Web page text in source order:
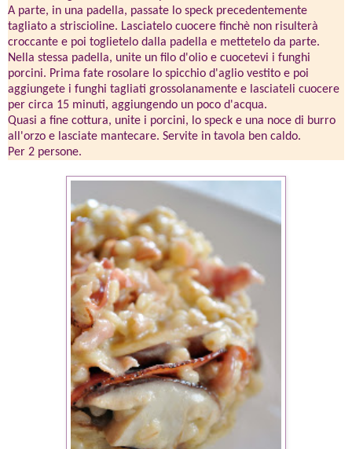
A parte, in una padella, passate lo speck precedentemente
tagliato a striscioline. Lasciatelo cuocere finchè non risulterà
croccante e poi toglietelo dalla padella e mettetelo da parte.
Nella stessa padella, unite un filo d'olio e cuocetevi i funghi
porcini. Prima fate rosolare lo spicchio d'aglio vestito e poi
aggiungete i funghi tagliati grossolanamente e lasciateli cuocere
per circa 15 minuti, aggiungendo un poco d'acqua.
Quasi a fine cottura, unite i porcini, lo speck e una noce di burro
all'orzo e lasciate mantecare. Servite in tavola ben caldo.
Per 2 persone.